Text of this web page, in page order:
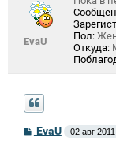
EvaU
Пол:
Откуда:
СEvaU 02 авг